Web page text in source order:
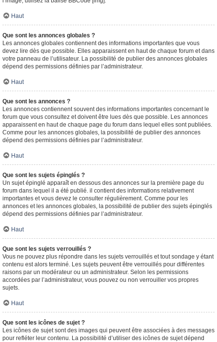
Haut
Que sont les annonces globales ?
Les annonces globales contiennent des informations importantes que vous
devez lire dès que possible. Elles apparaissent en haut de chaque forum et dans
votre panneau de l’utilisateur. La possibilité de publier des annonces globales
dépend des permissions définies par l’administrateur.
Haut
Que sont les annonces ?
Les annonces contiennent souvent des informations importantes concernant le
forum que vous consultez et doivent être lues dès que possible. Les annonces
apparaissent en haut de chaque page du forum dans lequel elles sont publiées.
Comme pour les annonces globales, la possibilité de publier des annonces
dépend des permissions définies par l’administrateur.
Haut
Que sont les sujets épinglés ?
Un sujet épinglé apparaît en dessous des annonces sur la première page du
forum dans lequel il a été publié. il contient des informations relativement
importantes et vous devez le consulter régulièrement. Comme pour les
annonces et les annonces globales, la possibilité de publier des sujets épinglés
dépend des permissions définies par l’administrateur.
Haut
Que sont les sujets verrouillés ?
Vous ne pouvez plus répondre dans les sujets verrouillés et tout sondage y étant
contenu est alors terminé. Les sujets peuvent être verrouillés pour différentes
raisons par un modérateur ou un administrateur. Selon les permissions
accordées par l’administrateur, vous pouvez ou non verrouiller vos propres
sujets.
Haut
Que sont les icônes de sujet ?
Les icônes de sujet sont des images qui peuvent être associées à des messages
pour refléter leur contenu. La possibilité d’utiliser des icônes de sujet dépend